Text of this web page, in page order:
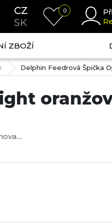
CZ
SK
0
ZBOŽÍ
Delphin Feedrová Špička